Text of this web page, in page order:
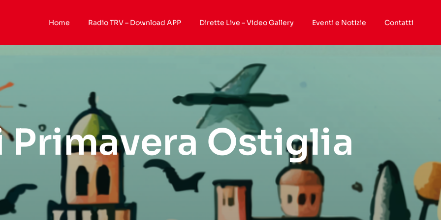
Home Radio TRV – Download APP Dirette Live – Video Gallery Eventi e Notizie Contatti
Primavera Ostiglia